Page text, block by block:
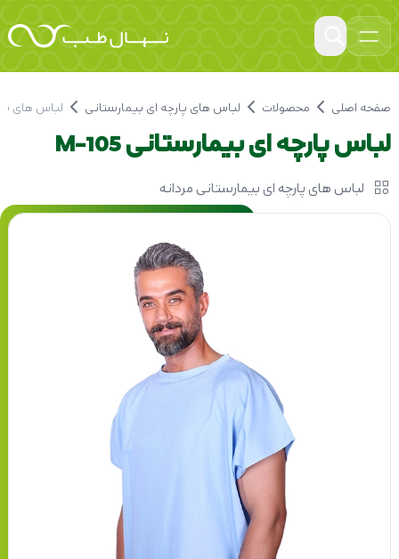
صفحه اصلی محصولات لباس های پارچه ای بیمارستانی لباس های
لباس پارچه ای بیمارستانی M-105
لباس های پارچه ای بیمارستانی مردانه